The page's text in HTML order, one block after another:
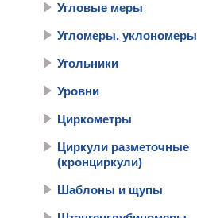
Угловые меры
Угломеры, уклономеры
Угольники
Уровни
Циркометры
Циркули разметочные
(кронциркули)
Шаблоны и щупы